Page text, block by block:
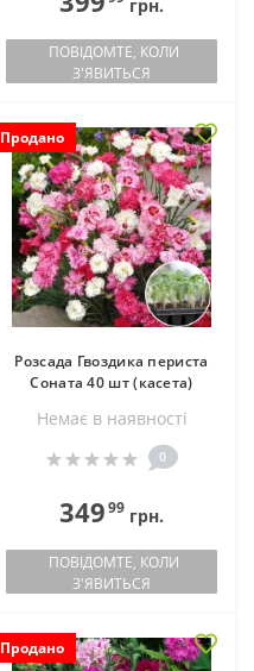
грн.
ПОВІДОМТЕ, КОЛИ
З'ЯВИТЬСЯ
Продано
Розсада Гвоздика периста
Соната 40 шт (касета)
Немає в наявностi
0
34999 грн.
ПОВІДОМТЕ, КОЛИ
З'ЯВИТЬСЯ
Продано